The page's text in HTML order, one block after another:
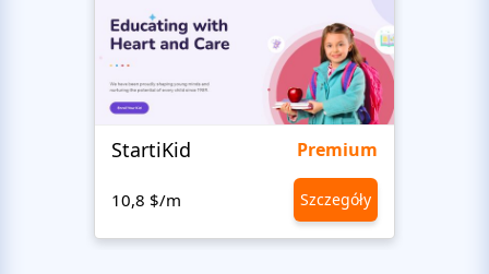
StartiKid Premium
10,8 $/m Szczegóły